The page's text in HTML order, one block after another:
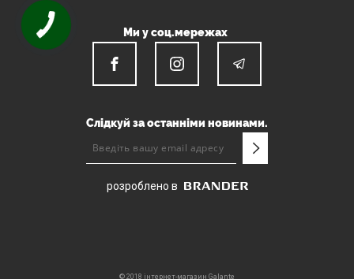
Ми у соц.мережах
Слідкуй за останніми новинами.
розроблено в
© 2018 інтернет-магазин Galante